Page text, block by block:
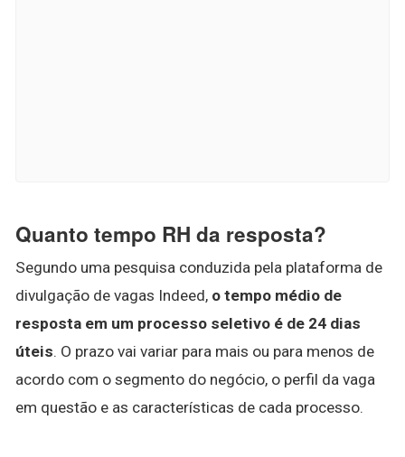
Quanto tempo RH da resposta?
Segundo uma pesquisa conduzida pela plataforma de
divulgação de vagas Indeed, o tempo médio de
resposta em um processo seletivo é de 24 dias
úteis. O prazo vai variar para mais ou para menos de
acordo com o segmento do negócio, o perfil da vaga
em questão e as características de cada processo.